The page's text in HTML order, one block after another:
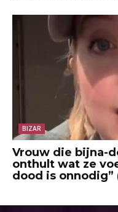
BIZAR
Vrouw die bijna-
onthult wat ze
dood is onnodig”